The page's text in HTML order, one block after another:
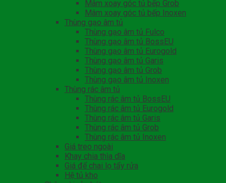
Mâm xoay góc tủ bếp Grob
Mâm xoay góc tủ bếp Inoxen
Thùng gạo âm tủ
Thùng gạo âm tủ Fulco
Thùng gạo âm tủ BossEU
Thùng gạo âm tủ Eurogold
Thùng gạo âm tủ Garis
Thùng gạo âm tủ Grob
Thùng gạo âm tủ Inoxen
Thùng rác âm tủ
Thùng rác âm tủ BossEU
Thùng rác âm tủ Eurogold
Thùng rác âm tủ Garis
Thùng rác âm tủ Grob
Thùng rác âm tủ Inoxen
Giá treo ngoài
Khay chia thìa dĩa
Giá để chai lọ tẩy rửa
Hệ tủ kho